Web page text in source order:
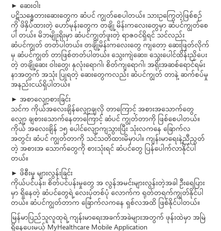
► ဆေးဝါး
ပဋိသန္ဓေတားဆေးတွေက ဆံပင် ကျွတ်စေပါတယ်။ သားဥကြွေတဲ့ဖြစ်စဉ်
ကို ဖိနှိပ်ထားတဲ့ ဟော်မုန်းတွေက တချို့ မိန်းကလေးတွေမှာ ဆံပင်ကျွတ်စေ
ပါ တယ်။ မိဘမျိုးရိုးမှာ ဆံပင်ကျွတ်ဖူးတဲ့ ရာဇဝင်ရှိရင် သင်လည်း
ဆံပင်ကျွတ် တတ်ပါတယ်။ တချို့မိန်းကလေးတွေ ကျတော့ ဆေးဖြတ်လိုက်
မှ ဆံပင်ကျွတ် တာဖြစ်တတ်ပါတယ်။ သွေးကျဲဆေး၊ သွေးပေါင်ထိန်းညှိပေး
တဲ့ တချို့ဆေး ဝါးတွေ၊ နှလုံးရောဂါ၊ စိတ်ကျရောဂါ၊ အရိုးအဆစ်ရောင်ရမ်း
နာအတွက် အသုံး ပြုရတဲ့ ဆေးတွေကလည်း ဆံပင်ကျွတ် တာနဲ့ ဆက်စပ်မှု
အနည်းငယ်ရှိပါတယ်။
► အစာလျော့စားခြင်း
သင်က ကိုယ်အလေးချိန်လျှော့ချလို တာကြောင့် အစားအသောက်တွေ
လျှော့ ချစားသောက်နေတာကြောင့် ဆံပင် ကျွတ်တာကို ဖြစ်စေပါတယ်။
ကိုယ် အလေးချိန် ၁၅ ပေါင်လျော့ကျသွားပြီး သုံးလကနေ ခြောက်လ
အတွင်း ဆံပင် ကျွတ်တာကို သင်သတိထားမိမှာပါ။ ကျန်းမာရေးနဲ့ညီညွတ်
တဲ့ အစားအ သောက်တွေကို စားသုံးရင် ဆံပင်တွေ ပြန်ပေါက်လာနိုင်ပါ
တယ်။
► ဖိစီးမှု များလွန်းခြင်း
ကိုယ်ပင်ပန်း၊ စိတ်ပင်ပန်းမှုတွေ အ လွန်အမင်းများလွန်းတဲ့အခါ ဦးရေပြား
မှာ ရှိနေတဲ့ ဆံပင်တွေရဲ့ လေးပုံတစ်ပုံ လောက်က ရုတ်တရက်ကျွတ်နိုင်ပါ
တယ်။ ဆံပင်ကျွတ်တာက ခြောက်လကနေ ရှစ်လအထိ ဖြစ်နိုင်ပါတယ်။
မြန်မာပြည်သူလူထုရဲ့ ကျန်းမာရေးအခက်အခဲများအတွက် ဖုန်းထဲမှာ အမြဲ
ရှိနေပေးမယ့် MyHealthcare Mobile Application